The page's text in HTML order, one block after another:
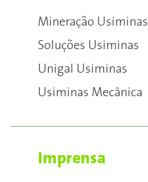
Mineração Usiminas
Soluções Usiminas
Unigal Usiminas
Usiminas Mecânica
Imprensa